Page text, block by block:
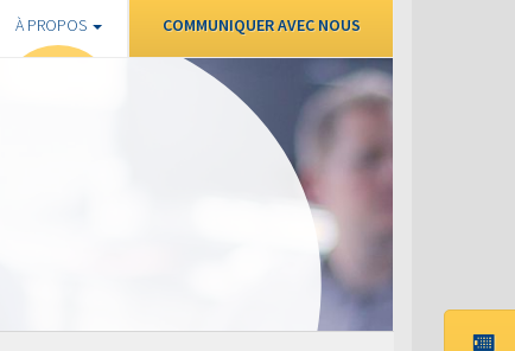
À PROPOS COMMUNIQUER AVEC NOUS